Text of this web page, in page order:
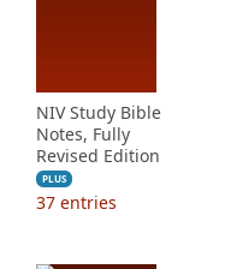
NIV Study Bible
Notes, Fully
Revised Edition
PLUS
37 entries